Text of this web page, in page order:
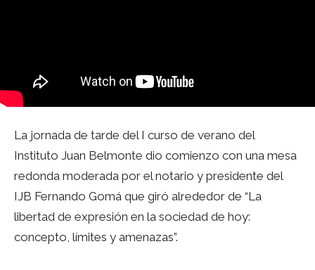
La jornada de tarde del I curso de verano del
Instituto Juan Belmonte dio comienzo con una mesa
redonda moderada por el notario y presidente del
IJB Fernando Gomá que giró alrededor de “La
libertad de expresión en la sociedad de hoy:
concepto, límites y amenazas”.